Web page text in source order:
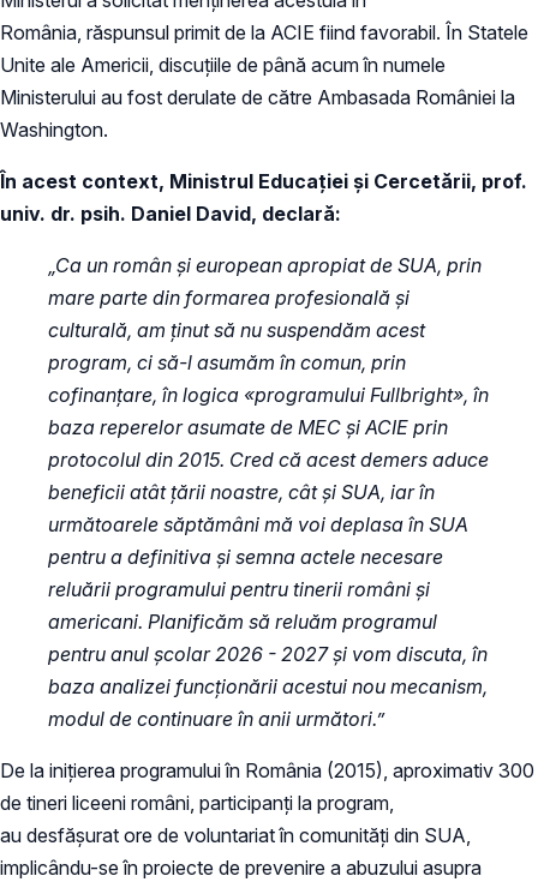
România, răspunsul primit de la ACIE fiind favorabil. În Statele
Unite ale Americii, discuțiile de până acum în numele
Ministerului au fost derulate de către Ambasada României la
Washington.
În acest context, Ministrul Educației și Cercetării, prof.
univ. dr. psih. Daniel David, declară:
„Ca un român și european apropiat de SUA, prin
mare parte din formarea profesională și
culturală, am ținut să nu suspendăm acest
program, ci să-l asumăm în comun, prin
cofinanțare, în logica «programului Fullbright», în
baza reperelor asumate de MEC și ACIE prin
protocolul din 2015. Cred că acest demers aduce
beneficii atât țării noastre, cât și SUA, iar în
următoarele săptămâni mă voi deplasa în SUA
pentru a definitiva și semna actele necesare
reluării programului pentru tinerii români și
americani. Planificăm să reluăm programul
pentru anul școlar 2026 - 2027 și vom discuta, în
baza analizei funcționării acestui nou mecanism,
modul de continuare în anii următori.”
De la inițierea programului în România (2015), aproximativ 300
de tineri liceeni români, participanți la program,
au desfășurat ore de voluntariat în comunități din SUA,
implicându-se în proiecte de prevenire a abuzului asupra